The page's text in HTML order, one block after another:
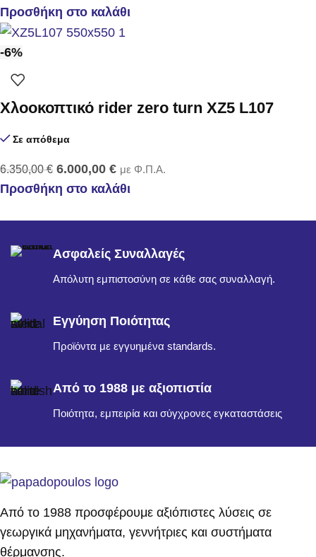
Προσθήκη στο καλάθι
-6%
Χλοοκοπτικό rider zero turn XZ5 L107
Σε απόθεμα
6.350,00€ 6.000,00 € με Φ.Π.Α.
Προσθήκη στο καλάθι
Ασφαλείς Συναλλαγές
Απόλυτη εμπιστοσύνη σε κάθε σας συναλλαγή.
Εγγύηση Ποιότητας
Προϊόντα με εγγυημένα standards.
Από το 1988 με αξιοπιστία
Ποιότητα, εμπειρία και σύγχρονες εγκαταστάσεις
Από το 1988 προσφέρουμε αξιόπιστες λύσεις σε
γεωργικά μηχανήματα, γεννήτριες και συστήματα
θέρμανσης.